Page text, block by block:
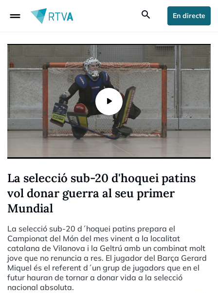
drag_handle search En directe
La selecció sub-20 d'hoquei patins
vol donar guerra al seu primer
Mundial
La selecció sub-20 d´hoquei patins prepara el
Campionat del Món del mes vinent a la localitat
catalana de Vilanova i la Geltrú amb un combinat molt
jove que no renuncia a res. El jugador del Barça Gerard
Miquel és el referent d´un grup de jugadors que en el
futur hauran de tornar a donar vida a la selecció
nacional absoluta.